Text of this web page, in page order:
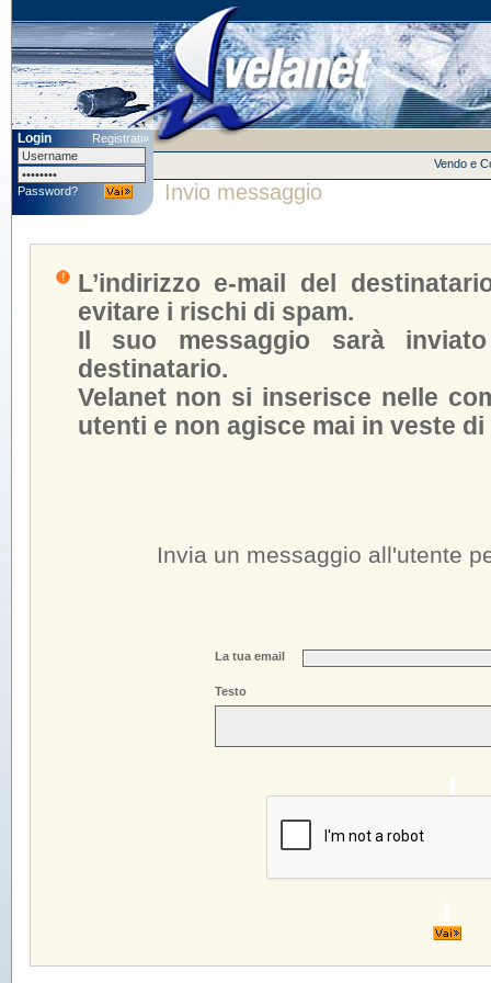
Login Registrati»
Password?
Vendo e
Invio messaggio
L’indirizzo e-mail del
evitare i rischi di spam.
Il suo messaggio sarà
destinatario.
Velanet non si inserisce nelle
utenti e non agisce mai in veste
Invia un messaggio all'utente
La tua email
Testo